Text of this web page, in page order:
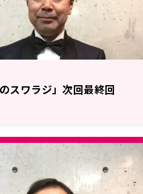
のスワラジ」次回最終回